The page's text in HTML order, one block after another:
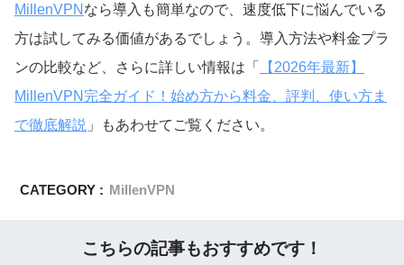
MillenVPN なら導入も簡単なので、速度低下に悩んでいる
方は試してみる価値があるでしょう。導入方法や料金プラ
ンの比較など、さらに詳しい情報は「
【2026年最新】
MillenVPN完全ガイド！始め方から料金、評判、使い方ま
で徹底解説 」もあわせてご覧ください。
CATEGORY : MillenVPN
こちらの記事もおすすめです！